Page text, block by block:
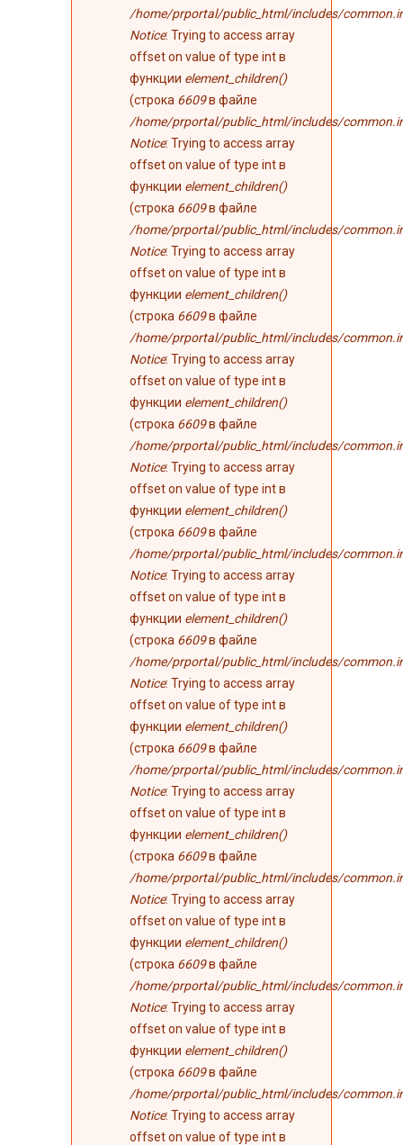
/home/prportal/public_html/includes/
Notice: Trying to access array
offset on value of type int в
функции element_children()
(строка 6609в файле
/home/prportal/public_html/includes/
Notice: Trying to access array
offset on value of type int в
функции element_children()
(строка 6609в файле
/home/prportal/public_html/includes/
Notice: Trying to access array
offset on value of type int в
функции element_children()
(строка 6609в файле
/home/prportal/public_html/includes/
Notice: Trying to access array
offset on value of type int в
функции element_children()
(строка 6609в файле
/home/prportal/public_html/includes/
Notice: Trying to access array
offset on value of type int в
функции element_children()
(строка 6609в файле
/home/prportal/public_html/includes/
Notice: Trying to access array
offset on value of type int в
функции element_children()
(строка 6609в файле
/home/prportal/public_html/includes/
Notice: Trying to access array
offset on value of type int в
функции element_children()
(строка 6609в файле
/home/prportal/public_html/includes/
Notice: Trying to access array
offset on value of type int в
функции element_children()
(строка 6609в файле
/home/prportal/public_html/includes/
Notice: Trying to access array
offset on value of type int в
функции element_children()
(строка 6609в файле
/home/prportal/public_html/includes/
Notice: Trying to access array
offset on value of type int в
функции element_children()
(строка 6609в файле
/home/prportal/public_html/includes/
Notice: Trying to access array
offset on value of type int в